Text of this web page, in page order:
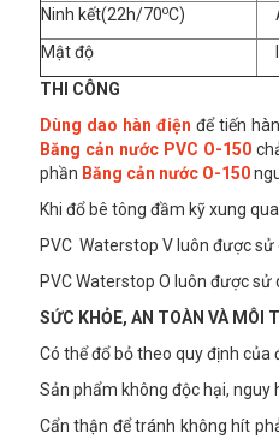
Ninh kết(22h/70oC)
Mật độ
THI CÔNG
Dùng dao hàn điện để tiến
Băng cản nước PVC O-150
phần Băng cản nước O-150
Khi đổ bê tông đầm kỹ xung
PVC Waterstop V luôn được
PVC Waterstop O luôn được
SỨC KHỎE, AN TOÀN VÀ MÔI
Có thể đổ bỏ theo quy định của
Sản phẩm không độc hại, nguy
Cẩn thận để tránh không hít